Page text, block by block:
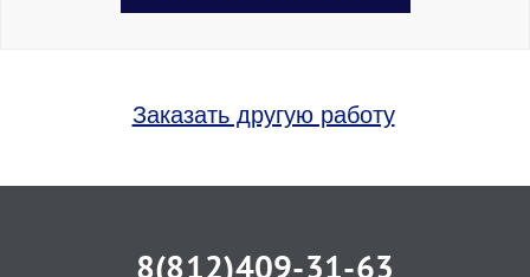
Заказать другую работу
8(812)409-31-63